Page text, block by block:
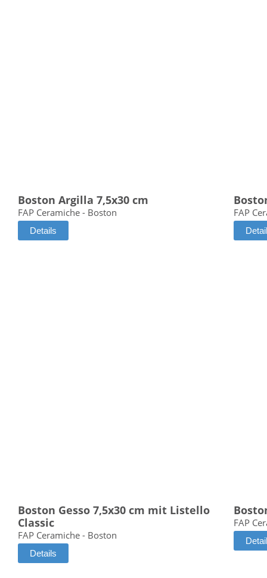
Boston Argilla 7,5x30 cm
FAP Ceramiche - Boston
Details
FAP
Boston Gesso 7,5x30 cm mit Listello
Classic
FAP Ceramiche - Boston
Details
FAP